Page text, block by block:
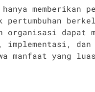
memberikan
pertumbuhan
organisasi dapat
implementasi,
manfaat yang